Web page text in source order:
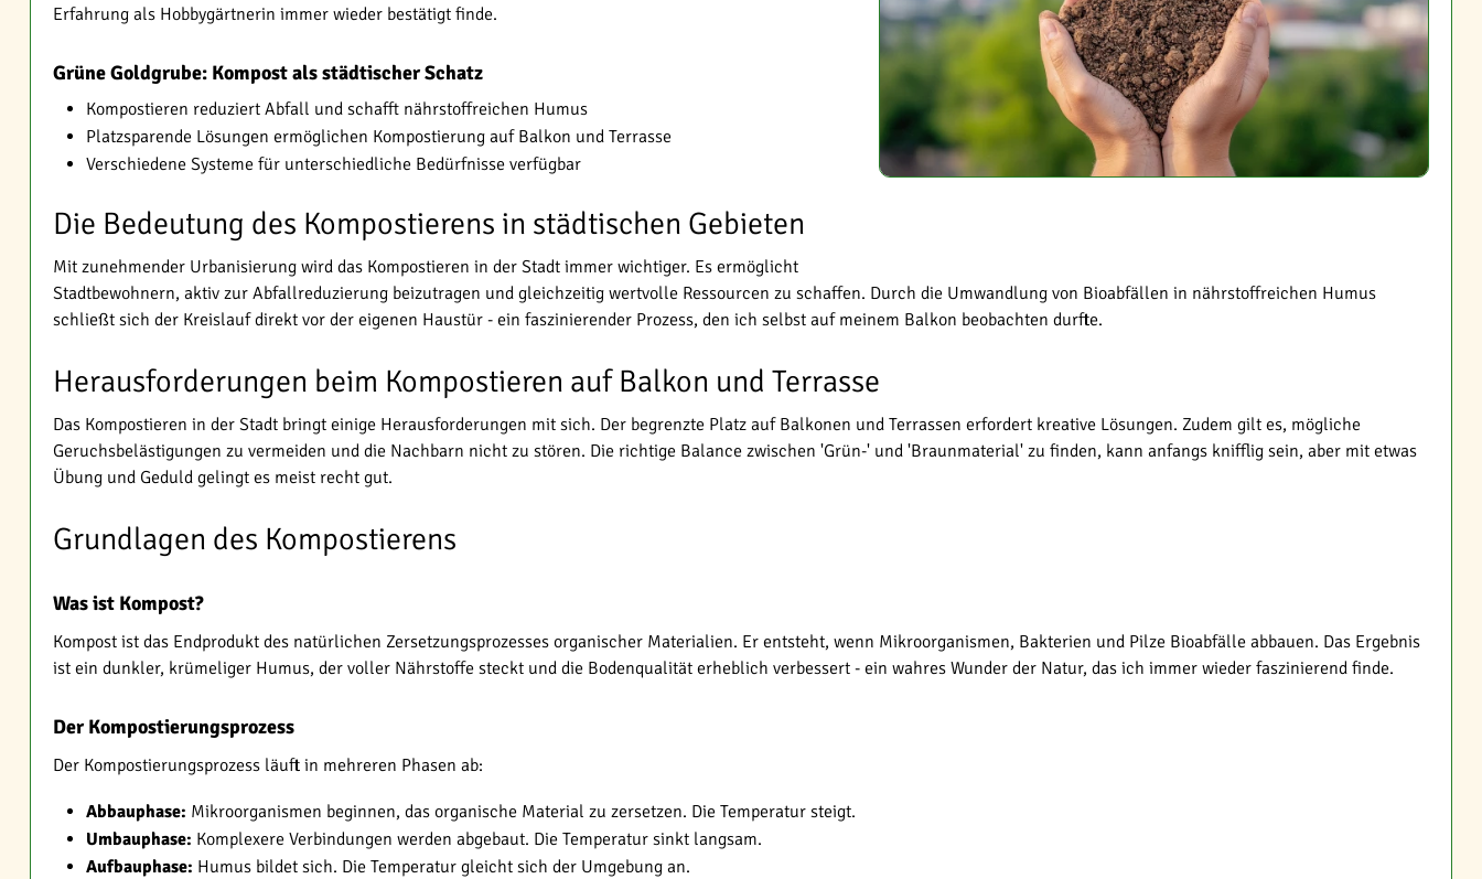
Erfahrung als Hobbygärtnerin immer wieder bestätigt finde.
Grüne Goldgrube: Kompost als städtischer Schatz
Kompostieren reduziert Abfall und schafft nährstoffreichen Humus
Platzsparende Lösungen ermöglichen Kompostierung auf Balkon und Terrasse
Verschiedene Systeme für unterschiedliche Bedürfnisse verfügbar
Die Bedeutung des Kompostierens in städtischen Gebieten
Mit zunehmender Urbanisierung wird das Kompostieren in der Stadt immer wichtiger. Es ermöglicht
Stadtbewohnern, aktiv zur Abfallreduzierung beizutragen und gleichzeitig wertvolle Ressourcen zu schaffen. Durch die Umwandlung von Bioabfällen in nährstoffreichen Humus
schließt sich der Kreislauf direkt vor der eigenen Haustür - ein faszinierender Prozess, den ich selbst auf meinem Balkon beobachten durfte.
Herausforderungen beim Kompostieren auf Balkon und Terrasse
Das Kompostieren in der Stadt bringt einige Herausforderungen mit sich. Der begrenzte Platz auf Balkonen und Terrassen erfordert kreative Lösungen. Zudem gilt es, mögliche
Geruchsbelästigungen zu vermeiden und die Nachbarn nicht zu stören. Die richtige Balance zwischen 'Grün-' und 'Braunmaterial' zu finden, kann anfangs knifflig sein, aber mit etwas
Übung und Geduld gelingt es meist recht gut.
Grundlagen des Kompostierens
Was ist Kompost?
Kompost ist das Endprodukt des natürlichen Zersetzungsprozesses organischer Materialien. Er entsteht, wenn Mikroorganismen, Bakterien und Pilze Bioabfälle abbauen. Das Ergebnis
ist ein dunkler, krümeliger Humus, der voller Nährstoffe steckt und die Bodenqualität erheblich verbessert - ein wahres Wunder der Natur, das ich immer wieder faszinierend finde.
Der Kompostierungsprozess
Der Kompostierungsprozess läuft in mehreren Phasen ab:
Abbauphase: Mikroorganismen beginnen, das organische Material zu zersetzen. Die Temperatur steigt.
Umbauphase: Komplexere Verbindungen werden abgebaut. Die Temperatur sinkt langsam.
Aufbauphase: Humus bildet sich. Die Temperatur gleicht sich der Umgebung an.